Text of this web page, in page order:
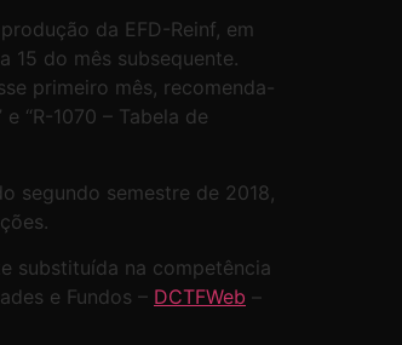
da EFD-Reinf, em
15 do mês subsequente.
primeiro mês, recomenda-
“R-1070 – Tabela de
segundo semestre de 2018,
substituída na competência
e Fundos – DCTFWeb –